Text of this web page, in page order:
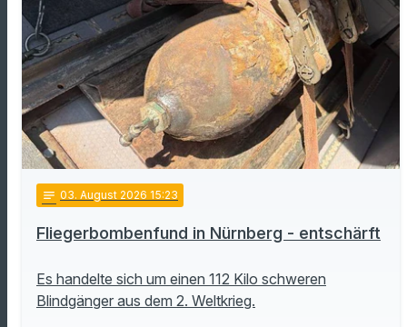
notes 03. August 2026 15:23
Fliegerbombenfund in Nürnberg - entschärft
Es handelte sich um einen 112 Kilo schweren
Blindgänger aus dem 2. Weltkrieg.